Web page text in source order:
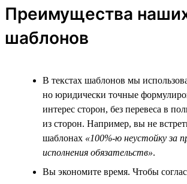
Преимущества
шаблонов
В текстах шаблонов мы
но юридически точные
интерес сторон, без перевеса в
из сторон. Например, вы не
шаблонах «100%-ю неустойку за
исполнения обязательств».
Вы экономите время. Чтобы